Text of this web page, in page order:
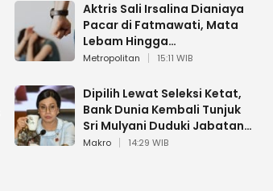
Aktris Sali Irsalina Dianiaya
Pacar di Fatmawati, Mata
Lebam Hingga
Diselamatkan Polantas
Metropolitan 15:11 WIB
Dipilih Lewat Seleksi Ketat,
Bank Dunia Kembali Tunjuk
Sri Mulyani Duduki Jabatan
Strategis
Makro 14:29 WIB